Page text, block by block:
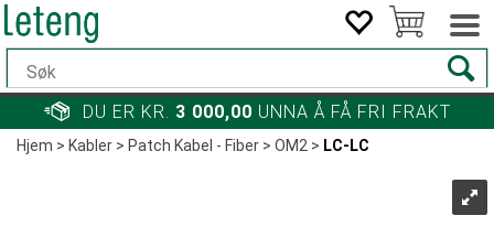
DU ER KR. 3 000,00 UNNA Å FÅ FRI FRAKT
Hjem>Kabler>Patch Kabel - Fiber>OM2> LC-LC